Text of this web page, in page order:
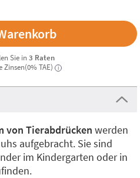
Sie in3 Raten
Zinsen(0% TAE)
i
von Tierabdrücken werden
aufgebracht. Sie sind
im Kindergarten oder in